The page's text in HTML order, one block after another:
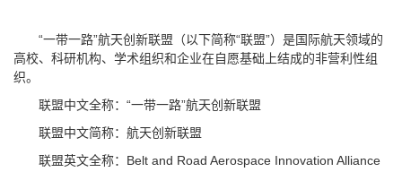
“一带一路”航天创新联盟（以下简称“联盟”）是国际航天领域的
高校、科研机构、学术组织和企业在自愿基础上结成的非营利性组
织。
联盟中文全称：“一带一路”航天创新联盟
联盟中文简称：航天创新联盟
联盟英文全称：Belt and Road Aerospace Innovation Alliance